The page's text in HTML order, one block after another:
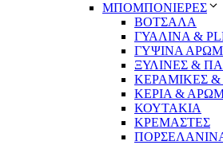
ΜΠΟΜΠΟΝΙΕΡΕΣ
ΒΟΤΣΑΛΑ
ΓΥΑΛΙΝΑ &
ΓΥΨΙΝΑ
ΞΥΛΙΝΕΣ &
ΚΕΡΑΜΙΚΕΣ &
ΚΕΡΙΑ &
ΚΟΥΤΑΚΙΑ
ΚΡΕΜΑΣΤΕΣ